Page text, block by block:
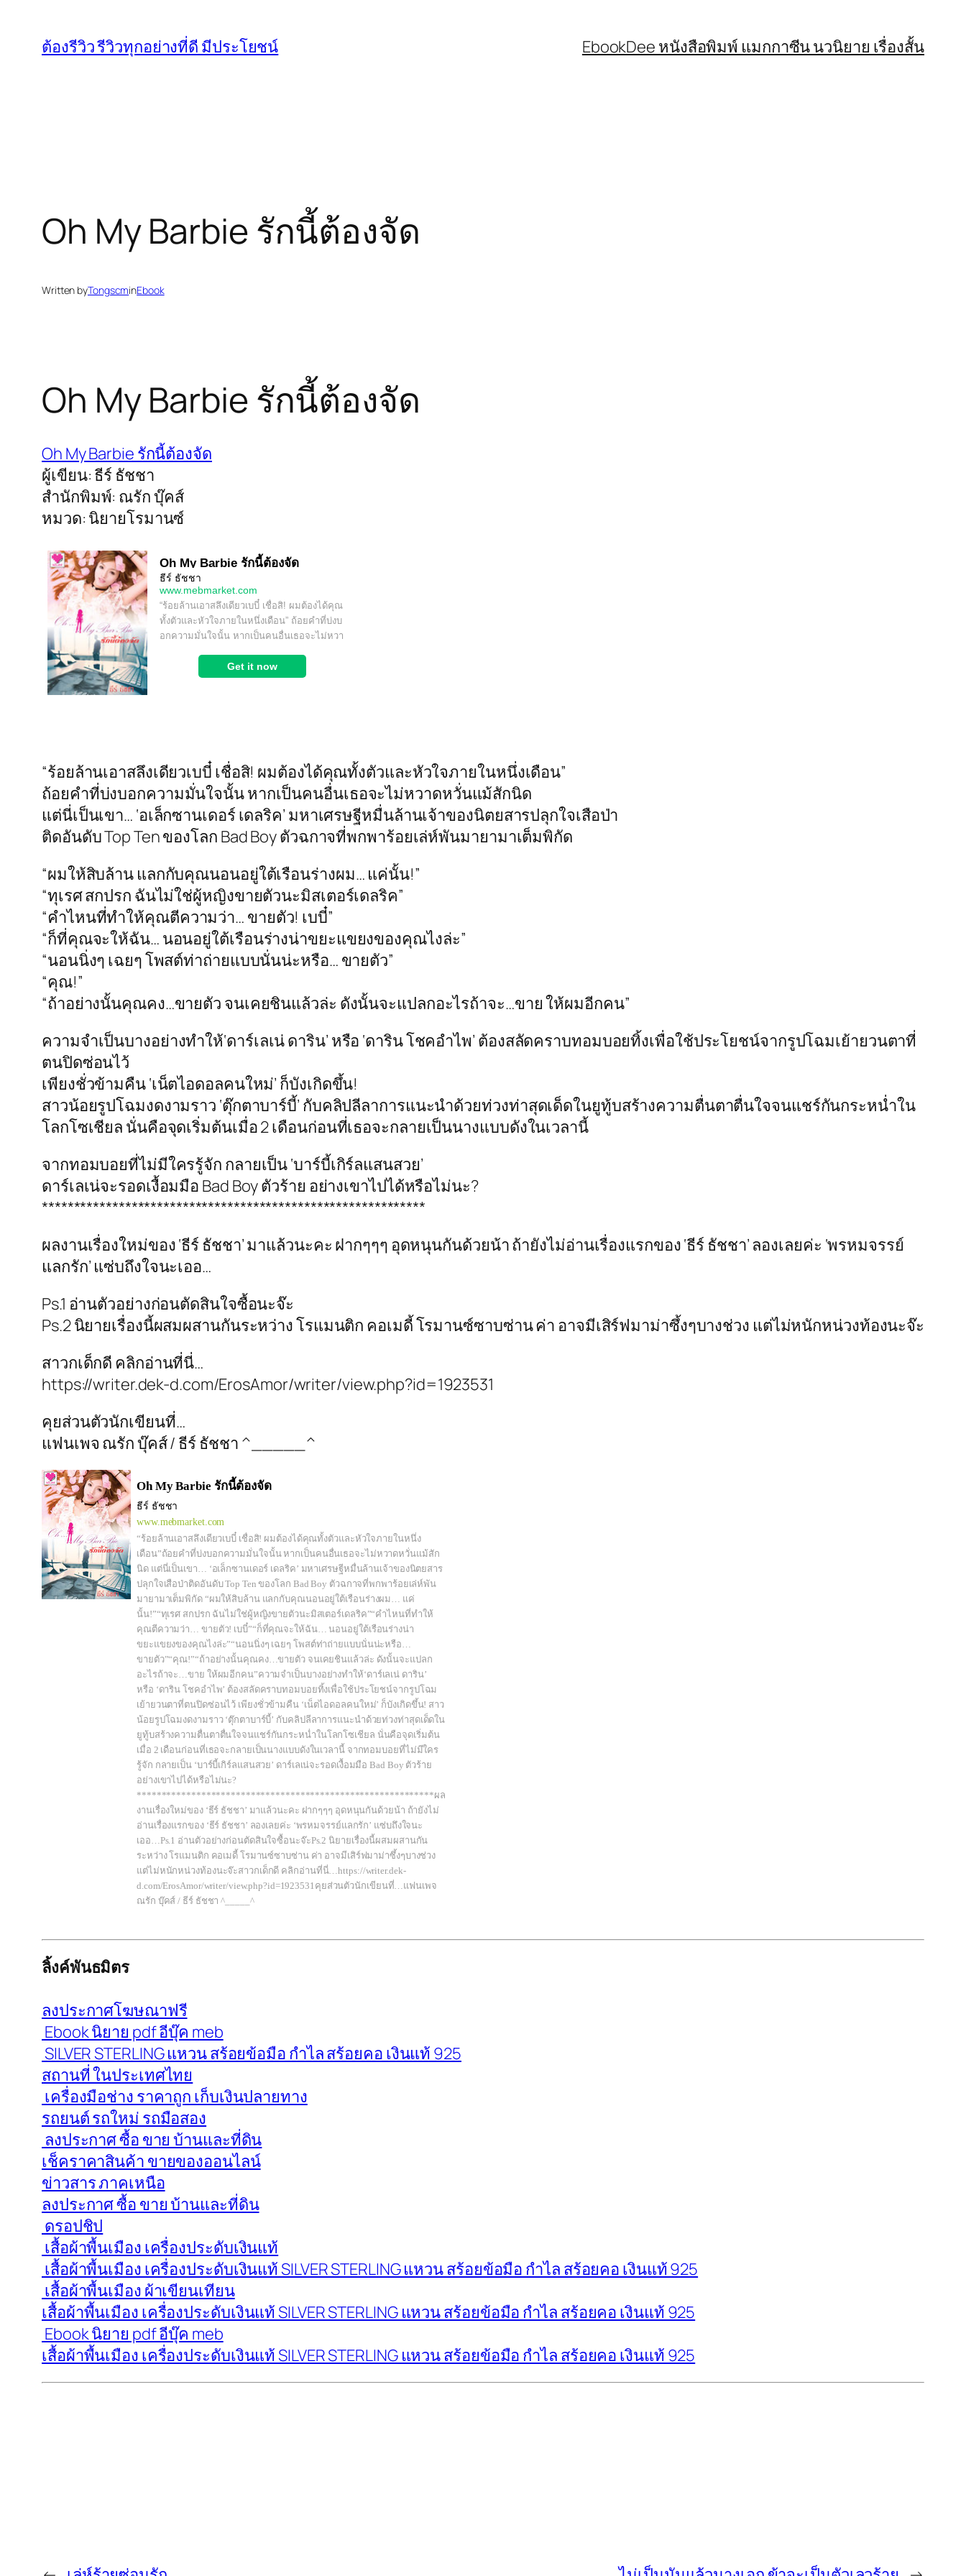
content
ต้องรีวิว รีวิวทุกอย่างที่ดี มีประโยชน์ EbookDee หนังสือพิมพ์ แมกกาซีน นวนิยาย เรื่องสั้น
Oh My Barbie รักนี้ต้องจัด
Written byTongscminEbook
Oh My Barbie รักนี้ต้องจัด
Oh My Barbie รักนี้ต้องจัด
ผู้เขียน: ธีร์ ธัชชา
สำนักพิมพ์: ณรัก บุ๊คส์
หมวด: นิยายโรมานซ์
“ร้อยล้านเอาสลึงเดียวเบบี๋ เชื่อสิ! ผมต้องได้คุณทั้งตัวและหัวใจภายในหนึ่งเดือน”
ถ้อยคำที่บ่งบอกความมั่นใจนั้น หากเป็นคนอื่นเธอจะไม่หวาดหวั่นแม้สักนิด
แต่นี่เป็นเขา… ‘อเล็กซานเดอร์ เดลริค’ มหาเศรษฐีหมื่นล้านเจ้าของนิตยสารปลุกใจเสือป่า
ติดอันดับ Top Ten ของโลก Bad Boy ตัวฉกาจที่พกพาร้อยเล่ห์พันมายามาเต็มพิกัด
“ผมให้สิบล้าน แลกกับคุณนอนอยู่ใต้เรือนร่างผม… แค่นั้น!”
“ทุเรศ สกปรก ฉันไม่ใช่ผู้หญิงขายตัวนะมิสเตอร์เดลริค”
“คำไหนที่ทำให้คุณตีความว่า… ขายตัว! เบบี๋”
“ก็ที่คุณจะให้ฉัน… นอนอยู่ใต้เรือนร่างน่าขยะแขยงของคุณไงล่ะ”
“นอนนิ่งๆ เฉยๆ โพสต์ท่าถ่ายแบบนั่นน่ะหรือ… ขายตัว”
“คุณ!”
“ถ้าอย่างนั้นคุณคง…ขายตัว จนเคยชินแล้วล่ะ ดังนั้นจะแปลกอะไรถ้าจะ…ขาย ให้ผมอีกคน”
ความจำเป็นบางอย่างทำให้‘ดาร์เลเน่ ดาริน’ หรือ ‘ดาริน โชคอำไพ’ ต้องสลัดคราบทอมบอยทิ้งเพื่อใช้ประโยชน์จากรูปโฉมเย้ายวนตาที่
ตนปิดซ่อนไว้
เพียงชั่วข้ามคืน ‘เน็ตไอดอลคนใหม่’ ก็บังเกิดขึ้น!
สาวน้อยรูปโฉมงดงามราว ‘ตุ๊กตาบาร์บี้’ กับคลิปลีลาการแนะนำด้วยท่วงท่าสุดเด็ดในยูทู้บสร้างความตื่นตาตื่นใจจนแชร์กันกระหน่ำใน
โลกโซเชียล นั่นคือจุดเริ่มต้นเมื่อ 2 เดือนก่อนที่เธอจะกลายเป็นนางแบบดังในเวลานี้
จากทอมบอยที่ไม่มีใครรู้จัก กลายเป็น ‘บาร์บี้เกิร์ลแสนสวย’
ดาร์เลเน่จะรอดเงื้อมมือ Bad Boy ตัวร้าย อย่างเขาไปได้หรือไม่นะ?
************************************************************
ผลงานเรื่องใหม่ของ ‘ธีร์ ธัชชา’ มาแล้วนะคะ ฝากๆๆๆ อุดหนุนกันด้วยน้า ถ้ายังไม่อ่านเรื่องแรกของ ‘ธีร์ ธัชชา’ ลองเลยค่ะ ‘พรหมจรรย์
แลกรัก’ แซ่บถึงใจนะเออ…
Ps.1 อ่านตัวอย่างก่อนตัดสินใจซื้อนะจ๊ะ
Ps.2 นิยายเรื่องนี้ผสมผสานกันระหว่าง โรแมนติก คอเมดี้ โรมานซ์ซาบซ่าน ค่า อาจมีเสิร์ฟมาม่าซึ้งๆบางช่วง แต่ไม่หนักหน่วงท้องนะจ๊ะ
สาวกเด็กดี คลิกอ่านที่นี่…
https://writer.dek-d.com/ErosAmor/writer/view.php?id=1923531
คุยส่วนตัวนักเขียนที่…
แฟนเพจ ณรัก บุ๊คส์ / ธีร์ ธัชชา ^_____^
Oh My Barbie รักนี้ต้องจัด
ธีร์ ธัชชา
www.mebmarket.com
“ร้อยล้านเอาสลึงเดียวเบบี๋ เชื่อสิ! ผมต้องได้คุณทั้งตัวและหัวใจภายในหนึ่ง
เดือน”ถ้อยคำที่บ่งบอกความมั่นใจนั้น หากเป็นคนอื่นเธอจะไม่หวาดหวั่นแม้สัก
นิด แต่นี่เป็นเขา… ‘อเล็กซานเดอร์ เดลริค’ มหาเศรษฐีหมื่นล้านเจ้าของนิตยสาร
ปลุกใจเสือป่าติดอันดับ Top Ten ของโลก Bad Boy ตัวฉกาจที่พกพาร้อยเล่ห์พัน
มายามาเต็มพิกัด “ผมให้สิบล้าน แลกกับคุณนอนอยู่ใต้เรือนร่างผม… แค่
นั้น!”“ทุเรศ สกปรก ฉันไม่ใช่ผู้หญิงขายตัวนะมิสเตอร์เดลริค”“คำไหนที่ทำให้
คุณตีความว่า… ขายตัว! เบบี๋”“ก็ที่คุณจะให้ฉัน… นอนอยู่ใต้เรือนร่างน่า
ขยะแขยงของคุณไงล่ะ”“นอนนิ่งๆ เฉยๆ โพสต์ท่าถ่ายแบบนั่นน่ะหรือ…
ขายตัว”“คุณ!”“ถ้าอย่างนั้นคุณคง…ขายตัว จนเคยชินแล้วล่ะ ดังนั้นจะแปลก
อะไรถ้าจะ…ขาย ให้ผมอีกคน”ความจำเป็นบางอย่างทำให้‘ดาร์เลเน่ ดาริน’
หรือ ‘ดาริน โชคอำไพ’ ต้องสลัดคราบทอมบอยทิ้งเพื่อใช้ประโยชน์จากรูปโฉม
เย้ายวนตาที่ตนปิดซ่อนไว้ เพียงชั่วข้ามคืน ‘เน็ตไอดอลคนใหม่’ ก็บังเกิดขึ้น! สาว
น้อยรูปโฉมงดงามราว ‘ตุ๊กตาบาร์บี้’ กับคลิปลีลาการแนะนำด้วยท่วงท่าสุดเด็ดใน
ยูทู้บสร้างความตื่นตาตื่นใจจนแชร์กันกระหน่ำในโลกโซเชียล นั่นคือจุดเริ่มต้น
เมื่อ 2 เดือนก่อนที่เธอจะกลายเป็นนางแบบดังในเวลานี้ จากทอมบอยที่ไม่มีใคร
รู้จัก กลายเป็น ‘บาร์บี้เกิร์ลแสนสวย’ ดาร์เลเน่จะรอดเงื้อมมือ Bad Boy ตัวร้าย
อย่างเขาไปได้หรือไม่นะ?
************************************************************ผล
งานเรื่องใหม่ของ ‘ธีร์ ธัชชา’ มาแล้วนะคะ ฝากๆๆๆ อุดหนุนกันด้วยน้า ถ้ายังไม่
อ่านเรื่องแรกของ ‘ธีร์ ธัชชา’ ลองเลยค่ะ ‘พรหมจรรย์แลกรัก’ แซ่บถึงใจนะ
เออ…Ps.1 อ่านตัวอย่างก่อนตัดสินใจซื้อนะจ๊ะPs.2 นิยายเรื่องนี้ผสมผสานกัน
ระหว่าง โรแมนติก คอเมดี้ โรมานซ์ซาบซ่าน ค่า อาจมีเสิร์ฟมาม่าซึ้งๆบางช่วง
แต่ไม่หนักหน่วงท้องนะจ๊ะสาวกเด็กดี คลิกอ่านที่นี่…https://writer.dek-
d.com/ErosAmor/writer/view.php?id=1923531คุยส่วนตัวนักเขียนที่…แฟนเพจ
ณรัก บุ๊คส์ / ธีร์ ธัชชา ^_____^
ลิ้งค์พันธมิตร
ลงประกาศโฆษณาฟรี
Ebook นิยาย pdf อีบุ๊ค meb
SILVER STERLING แหวน สร้อยข้อมือ กำไล สร้อยคอ เงินแท้ 925
สถานที่ ในประเทศไทย
เครื่องมือช่าง ราคาถูก เก็บเงินปลายทาง
รถยนต์ รถใหม่ รถมือสอง
ลงประกาศ ซื้อ ขาย บ้านและที่ดิน
เช็คราคาสินค้า ขายของออนไลน์
ข่าวสาร ภาคเหนือ
ลงประกาศ ซื้อ ขาย บ้านและที่ดิน
ดรอปชิป
เสื้อผ้าพื้นเมือง เครื่องประดับเงินแท้
เสื้อผ้าพื้นเมือง เครื่องประดับเงินแท้ SILVER STERLING แหวน สร้อยข้อมือ กำไล สร้อยคอ เงินแท้ 925
เสื้อผ้าพื้นเมือง ผ้าเขียนเทียน
เสื้อผ้าพื้นเมือง เครื่องประดับเงินแท้ SILVER STERLING แหวน สร้อยข้อมือ กำไล สร้อยคอ เงินแท้ 925
Ebook นิยาย pdf อีบุ๊ค meb
เสื้อผ้าพื้นเมือง เครื่องประดับเงินแท้ SILVER STERLING แหวน สร้อยข้อมือ กำไล สร้อยคอ เงินแท้ 925